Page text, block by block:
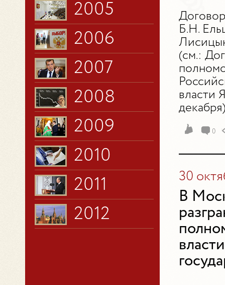
2005
2006
2007
2008
2009
2010
2011
2012
Б.Н.
(см.:
власти
0
30
В